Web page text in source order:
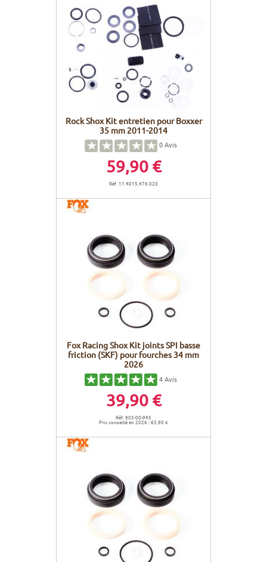
Rock Shox Kit entretien pour Boxxer
35 mm 2011-2014
0Avis
59,90 €
Réf. 11.4015.476.020
Fox Racing Shox Kit joints SPI basse
friction (SKF) pour fourches 34 mm
2026
4Avis
39,90 €
Réf. 803-00-945
Prix conseillé en 2026 : 63,90 €